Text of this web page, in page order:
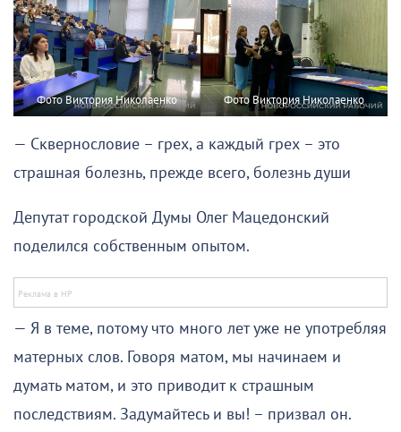
Фото Виктория Николаенко Фото Виктория Николаенко
— Сквернословие – грех, а каждый грех – это
страшная болезнь, прежде всего, болезнь души
Депутат городской Думы Олег Мацедонский
поделился собственным опытом.
— Я в теме, потому что много лет уже не употребляя
матерных слов. Говоря матом, мы начинаем и
думать матом, и это приводит к страшным
последствиям. Задумайтесь и вы! – призвал он.